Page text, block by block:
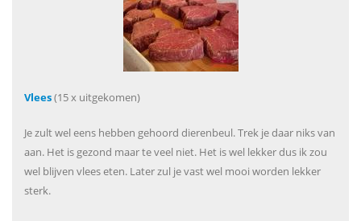
Vlees(15 x uitgekomen)
Je zult wel eens hebben gehoord dierenbeul. Trek je daar niks van
aan. Het is gezond maar te veel niet. Het is wel lekker dus ik zou
wel blijven vlees eten. Later zul je vast wel mooi worden lekker
sterk.